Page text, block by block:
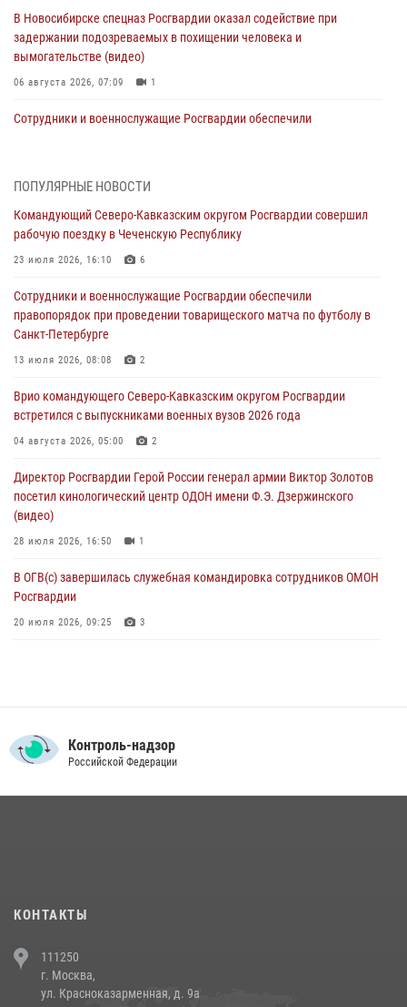
В Новосибирске спецназ Росгвардии оказал содействие при
задержании подозреваемых в похищении человека и
вымогательстве (видео)
06 августа 2026, 07:09 1
Сотрудники и военнослужащие Росгвардии обеспечили
06 августа 2026, 07:03 3
В Грозном военнослужащие Росгвардии присоединились к
всероссийской донорской акции «От сердца к сердцу»
06 августа 2026, 06:30
В Бурятии и Приамурье росгвардейцы задержали подозреваемых в
незаконном обороте наркотиков
06 августа 2026, 06:15
добычу биоресурсов
06 августа 2026, 05:12
06 августа 2026, 05:00
ПОПУЛЯРНЫЕ НОВОСТИ
Командующий Северо-Кавказским округом Росгвардии совершил
рабочую поездку в Чеченскую Республику
23 июля 2026, 16:10 6
Сотрудники и военнослужащие Росгвардии обеспечили
правопорядок при проведении товарищеского матча по футболу в
Санкт-Петербурге
13 июля 2026, 08:08 2
Врио командующего Северо-Кавказским округом Росгвардии
встретился с выпускниками военных вузов 2026 года
04 августа 2026, 05:00 2
Директор Росгвардии Герой России генерал армии Виктор Золотов
посетил кинологический центр ОДОН имени Ф.Э. Дзержинского
(видео)
28 июля 2026, 16:50 1
В ОГВ(с) завершилась служебная командировка сотрудников ОМОН
Росгвардии
20 июля 2026, 09:25 3
Праздник «Один день с Росгвардией» к 105-летию Центрального
напавших на бригаду скорой помощи (видео)
14 июля 2026, 12:20
Контроль-надзор
Российской Федерации
КОНТАКТЫ
111250
г. Москва,
ул. Красноказарменная, д. 9а